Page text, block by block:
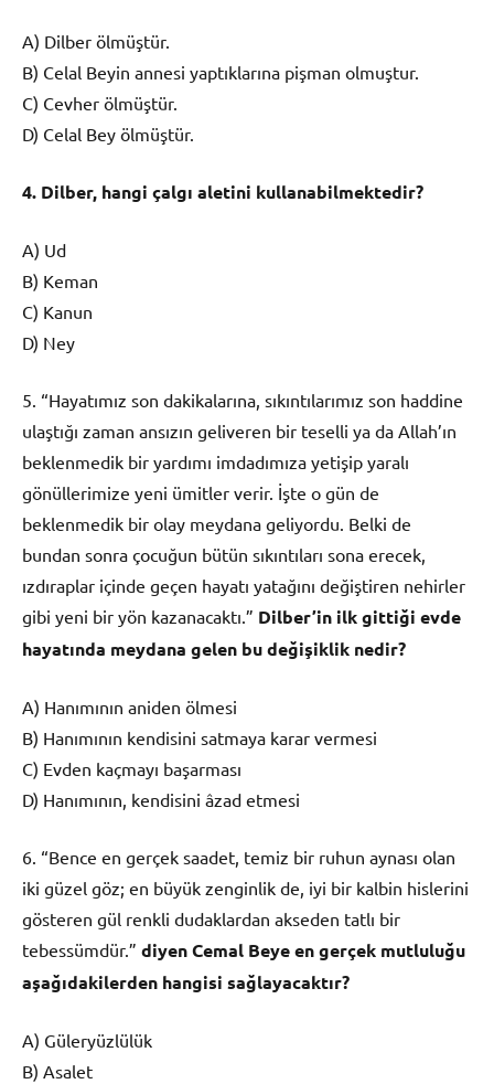
A) Dilber ölmüştür.
B) Celal Beyin annesi yaptıklarına pişman olmuştur.
C) Cevher ölmüştür.
D) Celal Bey ölmüştür.
4. Dilber, hangi çalgı aletini kullanabilmektedir?
A) Ud
B) Keman
C) Kanun
D) Ney
5. “Hayatımız son dakikalarına, sıkıntılarımız son haddine
ulaştığı zaman ansızın geliveren bir teselli ya da Allah’ın
beklenmedik bir yardımı imdadımıza yetişip yaralı
gönüllerimize yeni ümitler verir. İşte o gün de
beklenmedik bir olay meydana geliyordu. Belki de
bundan sonra çocuğun bütün sıkıntıları sona erecek,
ızdıraplar içinde geçen hayatı yatağını değiştiren nehirler
gibi yeni bir yön kazanacaktı.” Dilber’in ilk gittiği evde
hayatında meydana gelen bu değişiklik nedir?
A) Hanımının aniden ölmesi
B) Hanımının kendisini satmaya karar vermesi
C) Evden kaçmayı başarması
D) Hanımının, kendisini âzad etmesi
6. “Bence en gerçek saadet, temiz bir ruhun aynası olan
iki güzel göz; en büyük zenginlik de, iyi bir kalbin hislerini
gösteren gül renkli dudaklardan akseden tatlı bir
tebessümdür.” diyen Cemal Beye en gerçek mutluluğu
aşağıdakilerden hangisi sağlayacaktır?
A) Güleryüzlülük
B) Asalet